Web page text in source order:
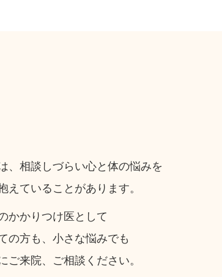
、相談しづらい心と体の悩みを
えていることがあります。
かかりつけ医として
の方も、小さな悩みでも
ご来院、ご相談ください。